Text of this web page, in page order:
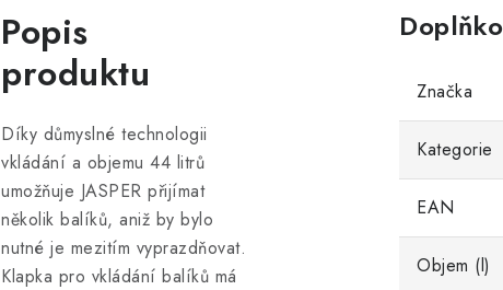
Popis
produktu
Díky důmyslné technologii
vkládání a objemu 44 litrů
umožňuje JASPER přijímat
několik balíků, aniž by bylo
nutné je mezitím vyprazdňovat.
Klapka pro vkládání balíků má
Značka
Kategorie
EAN
Objem (l)